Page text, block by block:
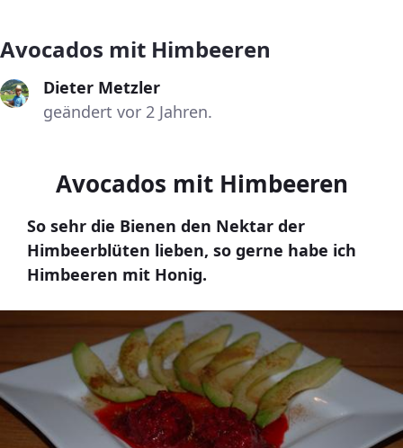
Avocados mit Himbeeren
Dieter Metzler
geändert vor 2 Jahren.
Avocados mit Himbeeren
So sehr die Bienen den Nektar der
Himbeerblüten lieben, so gerne habe ich
Himbeeren mit Honig.